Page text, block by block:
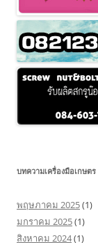
บทความเครื่องมือเกษตร
พฤษภาคม 2025(1)
มกราคม 2025(1)
สิงหาคม 2024(1)